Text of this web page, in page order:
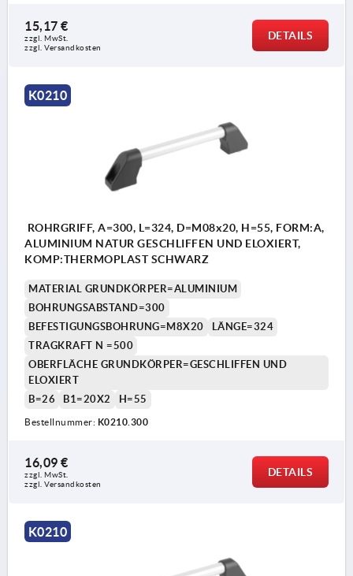
15,17 €
zzgl. MwSt.
zzgl. Versandkosten
DETAILS
K0210
ROHRGRIFF, A=300, L=324, D=M08x20, H=55, FORM:A,
ALUMINIUM NATUR GESCHLIFFEN UND ELOXIERT,
KOMP:THERMOPLAST SCHWARZ
MATERIAL GRUNDKÖRPER=ALUMINIUM
BOHRUNGSABSTAND=300
BEFESTIGUNGSBOHRUNG=M8X20
LÄNGE=324
TRAGKRAFT N =500
OBERFLÄCHE GRUNDKÖRPER=GESCHLIFFEN UND
ELOXIERT
B=26
B1=20X2 H=55
Bestellnummer: K0210.300
16,09 €
zzgl. MwSt.
zzgl. Versandkosten
DETAILS
K0210